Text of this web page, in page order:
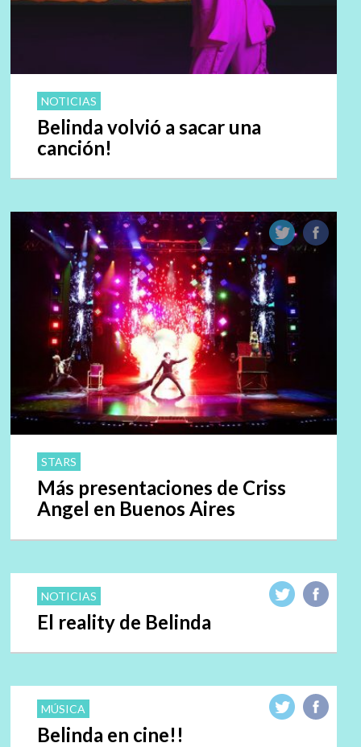
NOTICIAS
Belinda volvió a sacar una
canción!
STARS
Más presentaciones de Criss
Angel en Buenos Aires
NOTICIAS
El reality de Belinda
MÚSICA
Belinda en cine!!